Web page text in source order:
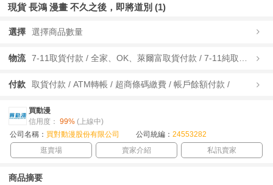
現貨 長鴻 漫畫 不久之後，即將道別 (1)
選擇 選擇商品數量
物流
付款 取貨付款 / ATM轉帳 / 超商條碼繳費 / 帳戶餘額付款 /
買動漫
信用度： 99% (上線中)
公司名稱： 買對動漫股份有限公司 公司統編： 24553282
逛賣場
賣家介紹 私訊賣家
商品摘要